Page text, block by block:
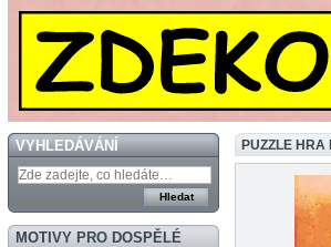
VYHLEDÁVÁNÍ
MOTIVY PRO DOSPĚLÉ
PUZZLE